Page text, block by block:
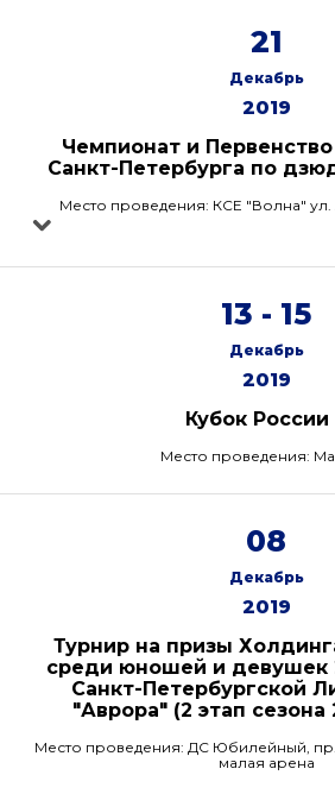
21
Декабрь
2019
Чемпионат и
Санкт-Петербурга по
Место проведения: КСЕ "Волна" ул.
13 - 15
Декабрь
2019
Кубок России
Место проведения:
08
Декабрь
2019
Турнир на призы
среди юношей и девушек
Санкт-Петербургской
"Аврора" (2 этап сезона
Место проведения: ДС Юбилейный,
малая арена